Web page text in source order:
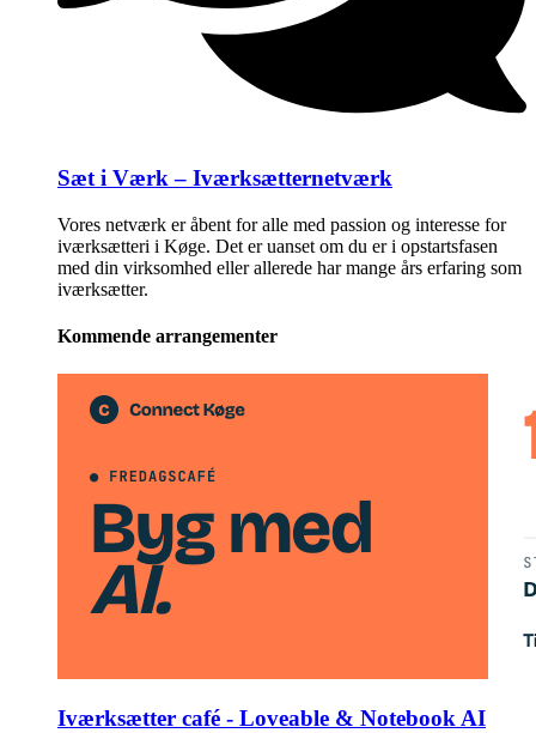
Sæt i Værk – Iværksætternetværk
Vores netværk er åbent for alle med passion og interesse for
iværksætteri i Køge. Det er uanset om du er i opstartsfasen
med din virksomhed eller allerede har mange års erfaring som
iværksætter.
Kommende arrangementer
Iværksætter café - Loveable & Notebook AI